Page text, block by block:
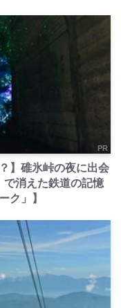
PR
】碓氷峠の夜に出会
で消えた鉄道の記憶
ク」】